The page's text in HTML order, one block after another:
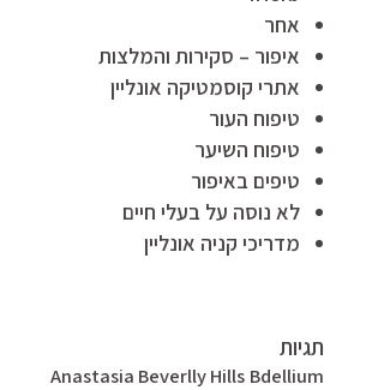
אחר
איפור – סקירות והמלצות
אתרי קוסמטיקה אונליין
טיפוח העור
טיפוח השיער
טיפים באיפור
לא נוסה על בעלי חיים
מדריכי קניה אונליין
תגיות
Anastasia Beverlly Hills Bdellium